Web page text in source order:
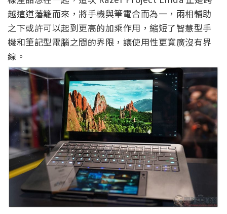
越這道藩籬而來，將手機與筆電合而為一，兩相輔助
之下或許可以起到更高的加乘作用，縮短了智慧型手
機和筆記型電腦之間的界限，讓使用性更寬廣沒有界
線。